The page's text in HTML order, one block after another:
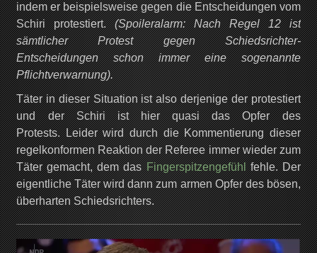
indem er beispielsweise gegen die Entscheidungen vom
Schiri protestiert.(Spoileralarm: Nach Regel 12 ist
sämtlicher Protest gegen Schiedsrichter-
Entscheidungen schon immer eine sogenannte
Pflichtverwarnung).
Täter in dieser Situation ist also derjenige der protestiert
und der Schiri ist hier quasi das Opfer des
Protests. Leider wird durch die Kommentierung dieser
regelkonformen Reaktion der Referee immer wieder zum
Täter gemacht, dem dasFingerspitzengefühlfehle. Der
eigentliche Täter wird dann zum armen Opfer des bösen,
überharten Schiedsrichters.